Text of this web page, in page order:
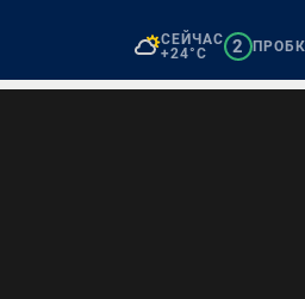
СЕЙЧАС
+24°C
2